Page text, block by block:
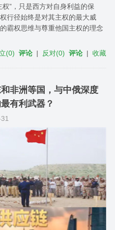
”，只是西方对自身利益的保
行径始终是对其主权的最大威
霸权思维与尊重他国主权的理念
(0) 评论 | 反对(0) 评论 |收藏
非洲等国，与中俄深度
有利武器？